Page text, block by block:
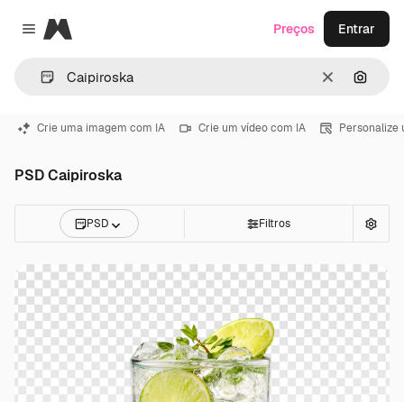
Close menu
Magnific
Limpar
Preços Entrar
Crie uma imagem com IA Crie um vídeo com IA Personalize
PSD Caipiroska
PSD Filtros